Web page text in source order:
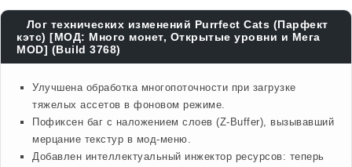
Лог технических изменений Purrfect Cats (Парфект
кэтс) [МОД: Много монет, Открытые уровни и Мега
MOD] (Build 3768)
Улучшена обработка многопоточности при загрузке
тяжелых ассетов в фоновом режиме.
Пофиксен баг с наложением слоев (Z-Buffer), вызывавший
мерцание текстур в мод-меню.
Добавлен интеллектуальный инжектор ресурсов: теперь